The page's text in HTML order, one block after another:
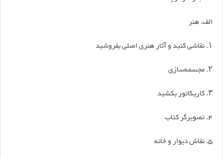
الف. هنر
۱. نقاشی کنید و آثار هنری اصلی بفروشید
۲. مجسمه‌سازی
۳. کاریکاتور بکشید
۴. تصویرگر کتاب
۵. نقاش دیوار و خانه